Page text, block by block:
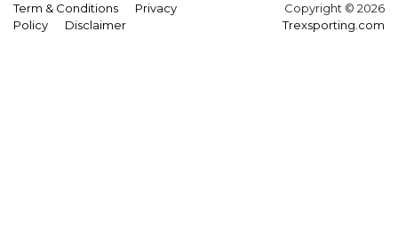
Term & Conditions
Privacy
Policy
Disclaimer
Copyright © 2026
Trexsporting.com